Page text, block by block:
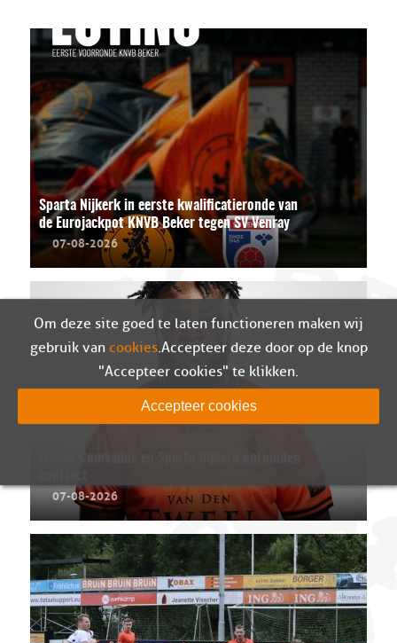
Sparta Nijkerk in eerste kwalificatieronde van
de Eurojackpot KNVB Beker tegen SV Venray
07-08-2026
07-08-2026
Om deze site goed te laten functioneren maken wij
gebruik van cookies. Accepteer deze door op de knop
"Accepteer cookies" te klikken.
Accepteer cookies